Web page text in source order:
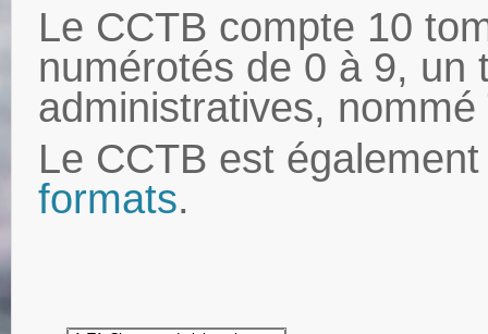
Le CCTB compte 10
numérotés de 0 à 9, un
administratives,
Le CCTB est
formats.